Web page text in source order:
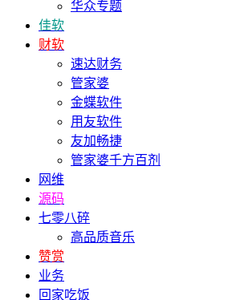
华众专题
佳软
财软
速达财务
管家婆
金蝶软件
用友软件
友加畅捷
管家婆千方百剂
网维
源码
七零八碎
高品质音乐
赞赏
业务
回家吃饭